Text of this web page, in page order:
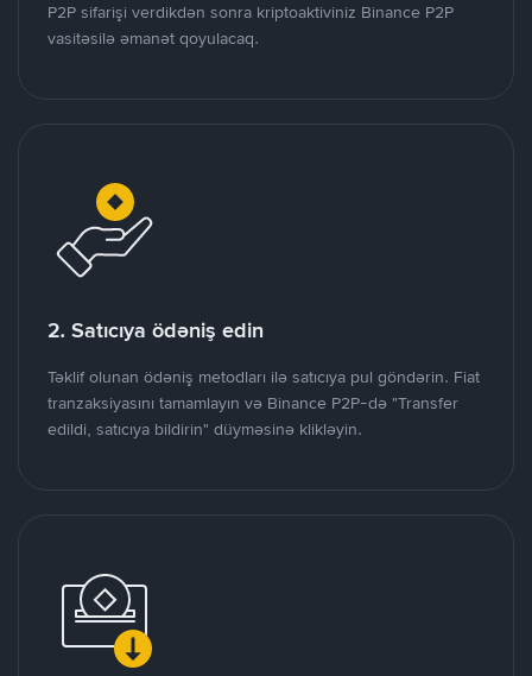
P2P sifarişi verdikdən sonra kriptoaktiviniz Binance P2P
vasitəsilə əmanət qoyulacaq.
2. Satıcıya ödəniş edin
Təklif olunan ödəniş metodları ilə satıcıya pul göndərin. Fiat
tranzaksiyasını tamamlayın və Binance P2P-də "Transfer
edildi, satıcıya bildirin" düyməsinə klikləyin.